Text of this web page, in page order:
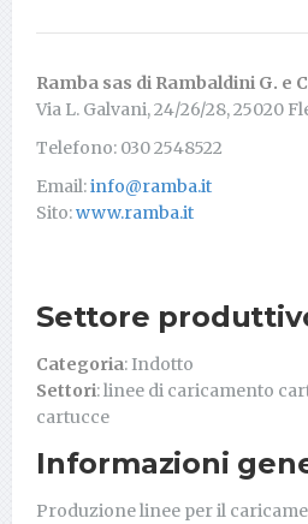
Ramba sas di Rambaldini G. e
Via L. Galvani, 24/26/28, 25020
Telefono: 030 2548522
Email:info@ramba.it
Sito:www.ramba.it
Settore
Categoria: Indotto
Settori: linee di caricamento
cartucce
Informazioni
Produzione linee per il